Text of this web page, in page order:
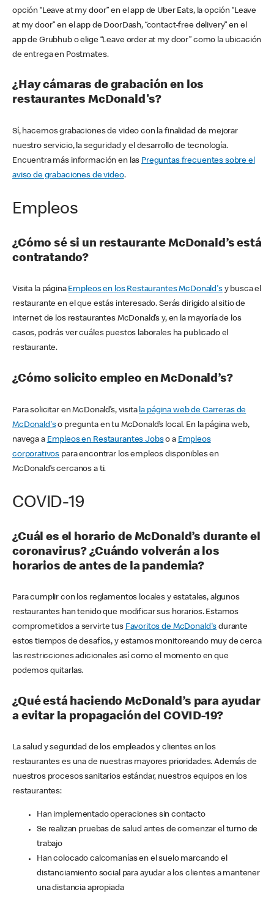
opción “Leave at my door” en el app de Uber Eats, la opción “Leave
at my door” en el app de DoorDash, “contact-free delivery” en el
app de Grubhub o elige “Leave order at my door” como la ubicación
de entrega en Postmates.
¿Hay cámaras de grabación en los
restaurantes McDonald's?
Sí, hacemos grabaciones de video con la finalidad de mejorar
nuestro servicio, la seguridad y el desarrollo de tecnología.
Encuentra más información en las Preguntas frecuentes sobre el
aviso de grabaciones de video.
Empleos
¿Cómo sé si un restaurante McDonald’s está
contratando?
Visita la página Empleos en los Restaurantes McDonald'sy busca el
restaurante en el que estás interesado. Serás dirigido al sitio de
internet de los restaurantes McDonald’s y, en la mayoría de los
casos, podrás ver cuáles puestos laborales ha publicado el
restaurante.
¿Cómo solicito empleo en McDonald’s?
Para solicitar en McDonald’s, visita la página web de Carreras de
McDonald'so pregunta en tu McDonald’s local. En la página web,
navega a Empleos en Restaurantes Jobso a Empleos
corporativos para encontrar los empleos disponibles en
McDonald’s cercanos a ti.
COVID-19
¿Cuál es el horario de McDonald’s durante el
coronavirus? ¿Cuándo volverán a los
horarios de antes de la pandemia?
Para cumplir con los reglamentos locales y estatales, algunos
restaurantes han tenido que modificar sus horarios. Estamos
comprometidos a servirte tus Favoritos de McDonald's durante
estos tiempos de desafíos, y estamos monitoreando muy de cerca
las restricciones adicionales así como el momento en que
podemos quitarlas.
¿Qué está haciendo McDonald’s para ayudar
a evitar la propagación del COVID-19?
La salud y seguridad de los empleados y clientes en los
restaurantes es una de nuestras mayores prioridades. Además de
nuestros procesos sanitarios estándar, nuestros equipos en los
restaurantes:
Han implementado operaciones sin contacto
Se realizan pruebas de salud antes de comenzar el turno de
trabajo
Han colocado calcomanías en el suelo marcando el
distanciamiento social para ayudar a los clientes a mantener
una distancia apropiada